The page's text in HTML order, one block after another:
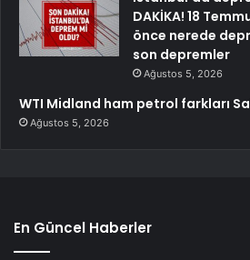
DAKİKA! 18
önce nerede
son depremler
Ağustos 5, 2026
WTI Midland ham petrol farkları
Ağustos 5, 2026
En Güncel Haberler